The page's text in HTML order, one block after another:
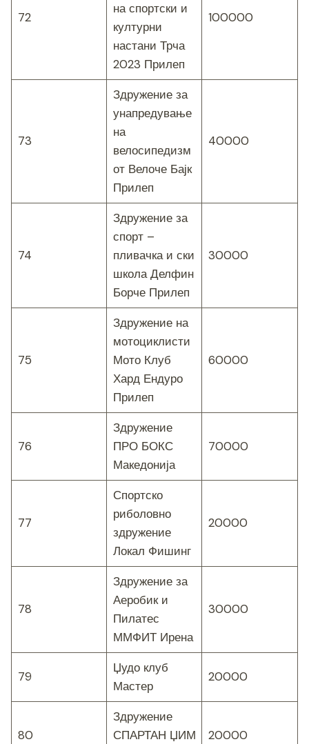
72
на спортски и
културни
настани Трча
2023 Прилеп
100000
73
Здружение за
унапредување
на
велосипедизм
от Велоче Бајк
Прилеп
40000
74
Здружение за
спорт –
пливачка и ски
школа Делфин
Борче Прилеп
30000
75
Здружение на
мотоциклисти
Мото Клуб
Хард Ендуро
Прилеп
60000
76
Здружение
ПРО БОКС
Македонија
70000
77
Спортско
риболовно
здружение
Локал Фишинг
20000
78
Здружение за
Аеробик и
Пилатес
ММФИТ Ирена
30000
79
Џудо клуб
Мастер
20000
80
Здружение
СПАРТАН ЏИМ
20000